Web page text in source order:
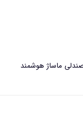
ماساژ هوشمند